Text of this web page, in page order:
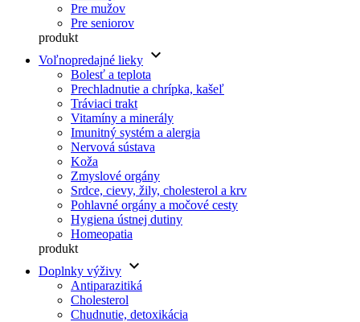
Pre mužov
Pre seniorov
produkt
Voľnopredajné lieky keyboard_arrow_down
Bolesť a teplota
Prechladnutie a chrípka, kašeľ
Tráviaci trakt
Vitamíny a minerály
Imunitný systém a alergia
Nervová sústava
Koža
Zmyslové orgány
Srdce, cievy, žily, cholesterol a krv
Pohlavné orgány a močové cesty
Hygiena ústnej dutiny
Homeopatia
produkt
Doplnky výživy keyboard_arrow_down
Antiparazitiká
Cholesterol
Chudnutie, detoxikácia